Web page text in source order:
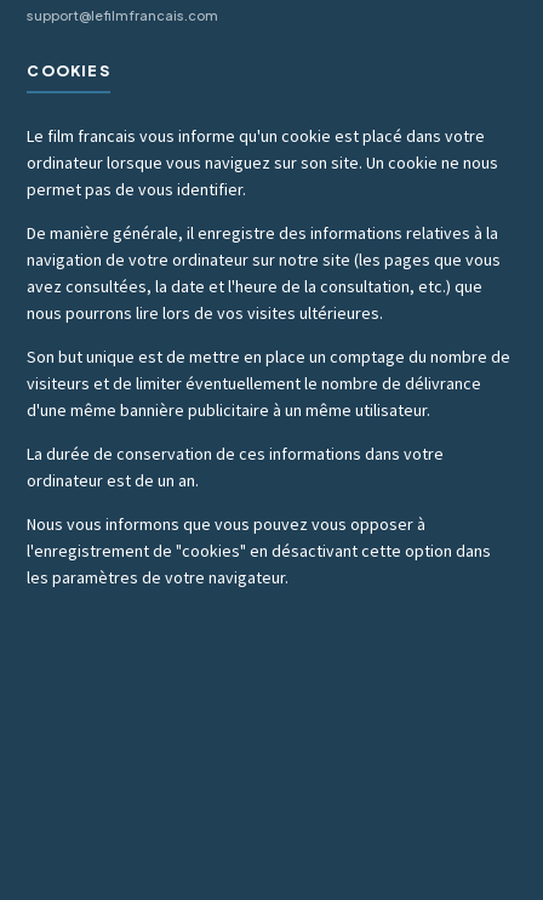
support@lefilmfrancais.com
COOKIES
Le film francais vous informe qu'un cookie est placé dans votre
ordinateur lorsque vous naviguez sur son site. Un cookie ne nous
permet pas de vous identifier.
De manière générale, il enregistre des informations relatives à la
navigation de votre ordinateur sur notre site (les pages que vous
avez consultées, la date et l'heure de la consultation, etc.) que
nous pourrons lire lors de vos visites ultérieures.
Son but unique est de mettre en place un comptage du nombre de
visiteurs et de limiter éventuellement le nombre de délivrance
d'une même bannière publicitaire à un même utilisateur.
La durée de conservation de ces informations dans votre
ordinateur est de un an.
Nous vous informons que vous pouvez vous opposer à
l'enregistrement de "cookies" en désactivant cette option dans
les paramètres de votre navigateur.